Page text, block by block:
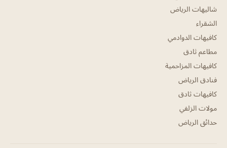
شاليهات الرياض
الشقراء
كافيهات الدوادمي
مطاعم ثادق
كافيهات المزاحمية
فنادق الرياض
كافيهات ثادق
مولات الزلفي
حدائق الرياض